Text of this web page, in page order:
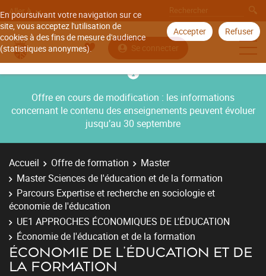
En poursuivant votre navigation sur ce
site, vous acceptez l'utilisation de
cookies à des fins de mesure d'audience
(statistiques anonymes).
Accepter Refuser
Aller à
Se connecter
Offre en cours de modification : les informations
concernant le contenu des enseignements peuvent évoluer
jusqu’au 30 septembre
Accueil Offre de formation
Master
Master Sciences de l'éducation et de la formation
Parcours Expertise et recherche en sociologie et
économie de l'éducation
UE1 APPROCHES ÉCONOMIQUES DE L'ÉDUCATION
Économie de l'éducation et de la formation
ÉCONOMIE DE L'ÉDUCATION ET DE
LA FORMATION